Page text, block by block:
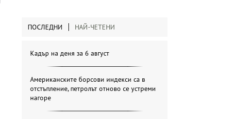
ПОСЛЕДНИ НАЙ-ЧЕТЕНИ
Кадър на деня за 6 август
Американските борсови индекси са в
отстъпление, петролът отново се устреми
нагоре